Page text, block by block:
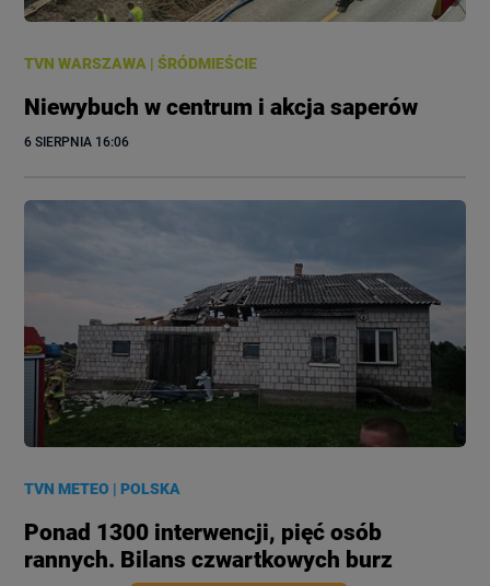
TVN WARSZAWA |ŚRÓDMIEŚCIE
Niewybuch w centrum i akcja saperów
6 SIERPNIA 16:06
TVN METEO |POLSKA
Ponad 1300 interwencji, pięć osób
rannych. Bilans czwartkowych burz